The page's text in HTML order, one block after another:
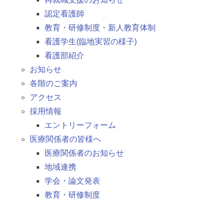
認定看護師
教育・研修制度・新人教育体制
看護学生(臨地実習の様子)
看護部紹介
お知らせ
各階のご案内
アクセス
採用情報
エントリーフォーム
医療関係者の皆様へ
医療関係者のお知らせ
地域連携
学会・論文発表
教育・研修制度